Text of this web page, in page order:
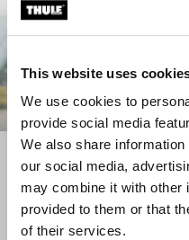
This website uses
We use cookies to
provide social media
We also share
our social media,
may combine it with other
provided to them or that
of their services.
Sacs à dos de
Vous partez en voyage ?
durables